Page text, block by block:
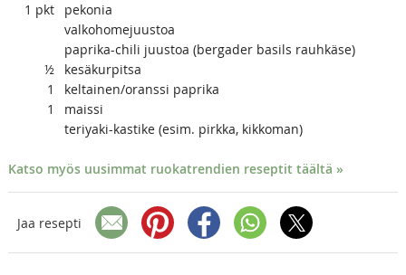
1 pkt
pekonia
valkohomejuustoa
paprika-chili juustoa (bergader basils rauhkäse)
½
kesäkurpitsa
1
keltainen/oranssi paprika
1
maissi
teriyaki-kastike (esim. pirkka, kikkoman)
Katso myös uusimmat ruokatrendien reseptit täältä »
Jaa resepti